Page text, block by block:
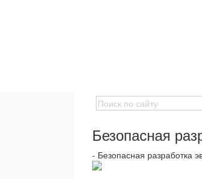
Безопасная
- Безопасная разработка